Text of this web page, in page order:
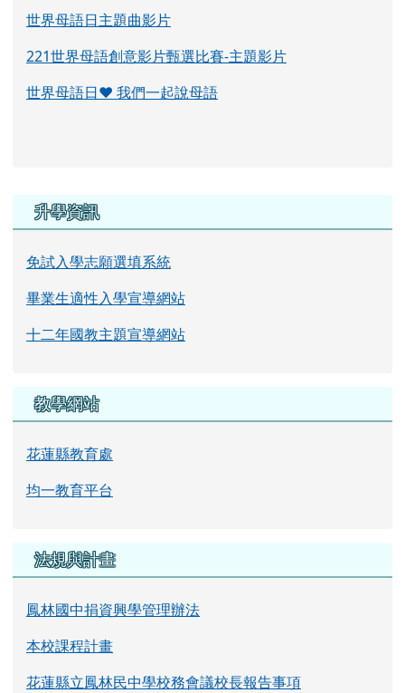
世界母語日主題曲影片
221世界母語創意影片甄選比賽-主題影片
世界母語日♥ 我們一起說母語
右邊區域內容
升學資訊
免試入學志願選填系統
畢業生適性入學宣導網站
十二年國教主題宣導網站
教學網站
花蓮縣教育處
均一教育平台
法規與計畫
鳳林國中捐資興學管理辦法
本校課程計畫
花蓮縣立鳳林民中學校務會議校長報告事項